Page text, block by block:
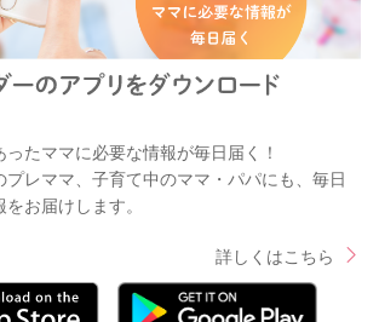
たママに必要な情報が毎日届く！
プレママ、子育て中のママ・パパにも、毎日
お届けします。
詳しくはこちら